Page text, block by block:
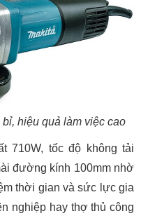
hiệu quả làm việc cao
710W, tốc độ không tải
đường kính 100mm nhờ
thời gian và sức lực gia
nghiệp hay thợ thủ công